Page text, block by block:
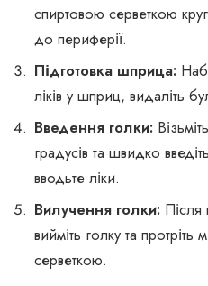
спиртовою серветкою
до периферії.
Підготовка шприца:
ліків у шприц, видаліть
Введення голки:
градусів та швидко
вводьте ліки.
Вилучення голки: Після
вийміть голку та протріть
серветкою.